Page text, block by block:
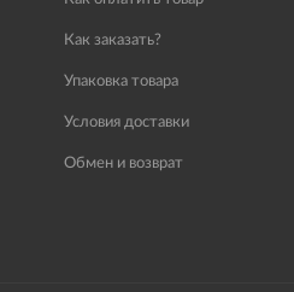
Как заказать?
Упаковка товара
Условия доставки
Обмен и возврат